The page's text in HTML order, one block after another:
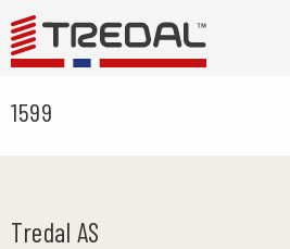
1599
Tredal AS